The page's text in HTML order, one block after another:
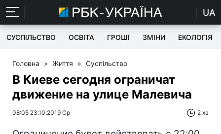
UA
СУСПІЛЬСТВО ОСВІТА ГРОШІ ЗМІНИ ЕКОЛОГІЯ
Головна » Життя » Суспільство
В Киеве сегодня ограничат
движение на улице Малевича
08:05 23.10.2019 Ср 2 хв